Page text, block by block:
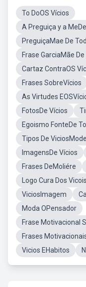
To DoOS Vícios
A Preguiça y a
PreguiçaMae De
Frase GarciaMãe
Cartaz ContraOS
Frases SobreVícios
As Virtudes
FotosDe Vícios
Egoismo FonteDe
Tipos De
ImagensDe Vícios
Frases DeMoliére
Logo Cura Dos
ViciosImagem
Moda OPensador
Frase Motivacional
Frases
Vicios EHabitos